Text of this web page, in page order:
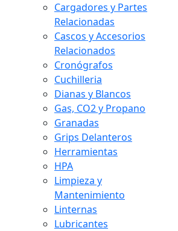
Cargadores y Partes
Relacionadas
Cascos y Accesorios
Relacionados
Cronógrafos
Cuchilleria
Dianas y Blancos
Gas, CO2 y Propano
Granadas
Grips Delanteros
Herramientas
HPA
Limpieza y
Mantenimiento
Linternas
Lubricantes